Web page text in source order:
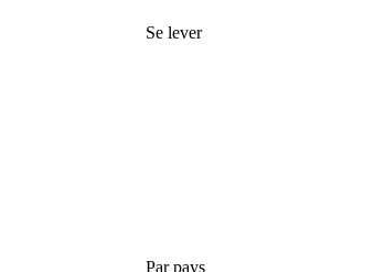
Se lever
Par pays